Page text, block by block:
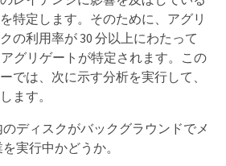
特定します。そのために、アグリ
の利用率が 30 分以上にわたって
グリゲートが特定されます。この
では、次に示す分析を実行して、
ます。
ディスクがバックグラウンドでメ
実行中かどうか。